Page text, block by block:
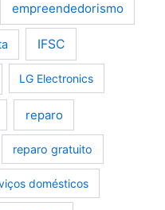
empreendedorismo
IFSC
LG Electronics
reparo
reparo gratuito
domésticos